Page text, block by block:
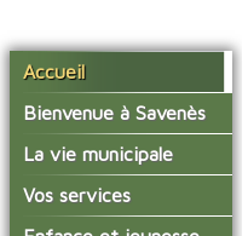
Accueil
Bienvenue à Savenès
Situer Savenès
Savenès en chiffre
L'histoire du village
La vie municipale
Vos élus
Les compte-rendus du
Vos services
La mairie